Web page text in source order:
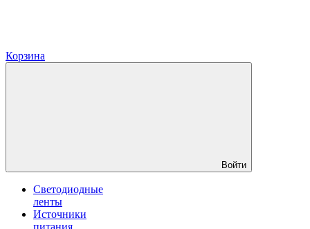
Корзина
Войти
Светодиодные
ленты
Источники
питания